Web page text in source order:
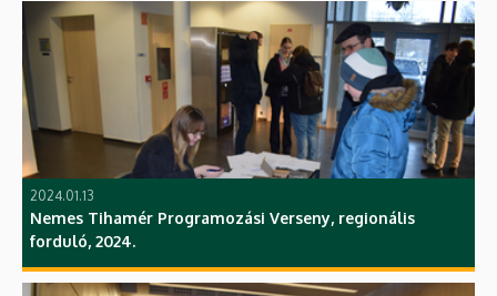
2024.01.13
Nemes Tihamér Programozási Verseny, regionális
forduló, 2024.